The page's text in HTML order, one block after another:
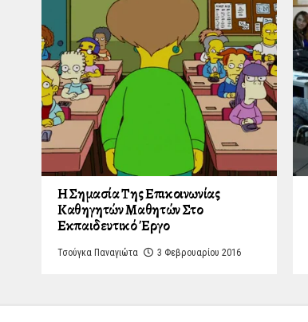
Η Σημασία Της Επικοινωνίας
Καθηγητών Μαθητών Στο
Εκπαιδευτικό Έργο
Τσούγκα Παναγιώτα 3 Φεβρουαρίου 2016